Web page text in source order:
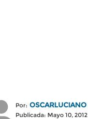
Por: OSCARLUCIANO
Publicada: Mayo 10, 2012